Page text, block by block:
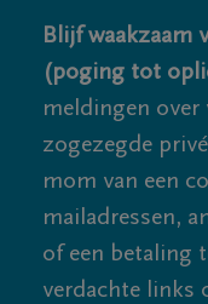
Blijf waakzaam
(poging tot
meldingen over
zogezegde
mom van een
mailadressen,
of een betaling
verdachte links